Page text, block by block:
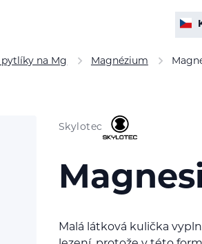
na Mg Magnézium
Skylotec
Malá látková kulička